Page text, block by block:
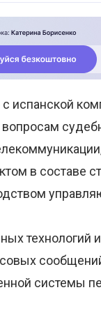
испанской
в составе
технологий
системы